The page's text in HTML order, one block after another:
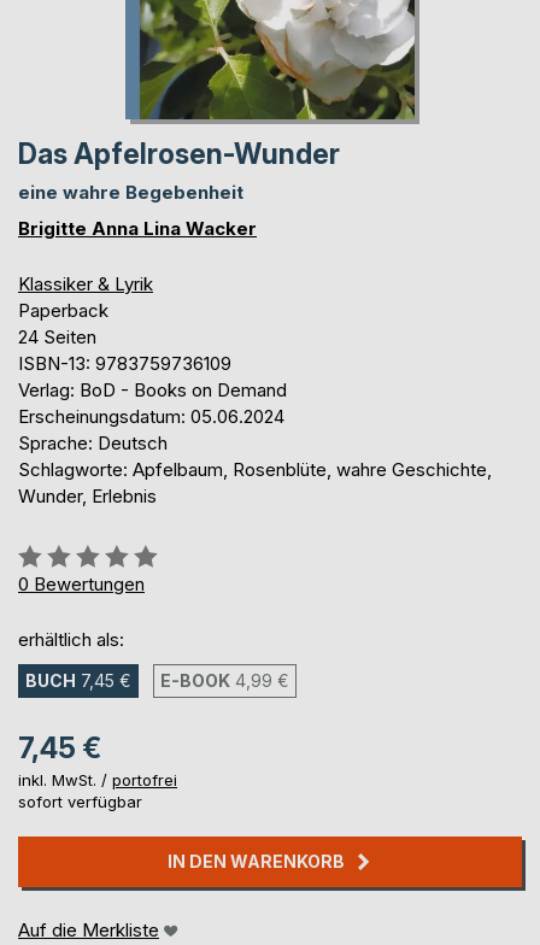
Das Apfelrosen-Wunder
eine wahre Begebenheit
Brigitte Anna Lina Wacker
Klassiker & Lyrik
Paperback
24 Seiten
ISBN-13: 9783759736109
Verlag: BoD - Books on Demand
Erscheinungsdatum: 05.06.2024
Sprache: Deutsch
Schlagworte: Apfelbaum, Rosenblüte, wahre Geschichte,
Wunder, Erlebnis
Bewertung::
0%
0 Bewertungen
erhältlich als:
BUCH 7,45 € E-BOOK 4,99 €
7,45 €
inkl. MwSt. / portofrei
sofort verfügbar
IN DEN WARENKORB
Auf die Merkliste